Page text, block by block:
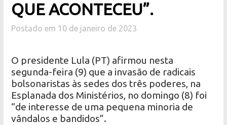
QUE ACONTECEU”.
Postado em 10 de janeiro de 2023
O presidente Lula (PT) afirmou nesta
segunda-feira (9) que a invasão de radicais
bolsonaristas às sedes dos três poderes, na
Esplanada dos Ministérios, no domingo (8) foi
“de interesse de uma pequena minoria de
vândalos e bandidos”.